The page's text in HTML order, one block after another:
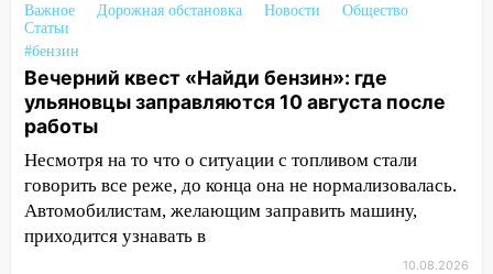
13:49
Ульяновской области вручили ключи от
квартир сиротам и детям, оставшихся
без попечения родителей
13:36
«пьяной» аварии, в которой маленькую
девочку зажало между автомобилем и
перилами, рассказал о событиях
ужасной ночи
Важное Дорожная обстановка Новости
Общество
Статьи
#бензин
Вечерний квест «Найди бензин»: где
ульяновцы заправляются 10 августа после
работы
Несмотря на то что о ситуации с топливом стали
говорить все реже, до конца она не нормализовалась.
Автомобилистам, желающим заправить машину,
приходится узнавать в
10.08.2026